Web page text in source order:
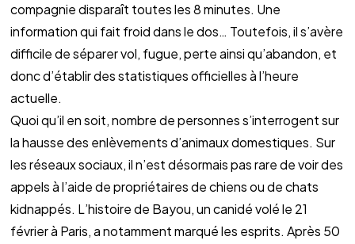
compagnie disparaît toutes les 8 minutes. Une
information qui fait froid dans le dos… Toutefois, il s’avère
difficile de séparer vol, fugue, perte ainsi qu’abandon, et
donc d’établir des statistiques officielles à l’heure
actuelle.
Quoi qu’il en soit, nombre de personnes s’interrogent sur
la hausse des enlèvements d’animaux domestiques. Sur
les réseaux sociaux, il n’est désormais pas rare de voir des
appels à l’aide de propriétaires de chiens ou de chats
kidnappés. L’histoire de Bayou, un canidé volé le 21
février à Paris, a notamment marqué les esprits. Après 50